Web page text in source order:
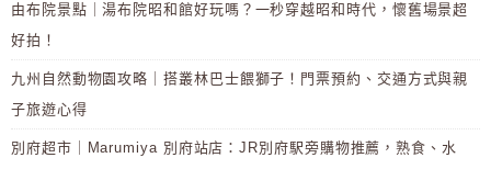
由布院景點｜湯布院昭和館好玩嗎？一秒穿越昭和時代，懷舊場景超
好拍！
九州自然動物園攻略｜搭叢林巴士餵獅子！門票預約、交通方式與親
子旅遊心得
別府超市｜Marumiya 別府站店：JR別府駅旁購物推薦，熟食、水